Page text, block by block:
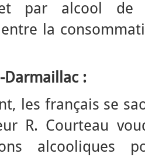
par alcool de
la
Darmaillac :
les français se
R. Courteau
alcooliques